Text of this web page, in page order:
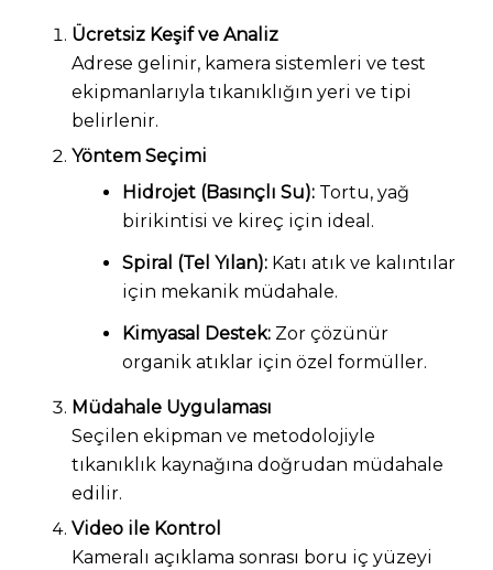
Ücretsiz Keşif ve Analiz
Adrese gelinir, kamera sistemleri ve test
ekipmanlarıyla tıkanıklığın yeri ve tipi
belirlenir.
Yöntem Seçimi
Hidrojet (Basınçlı Su):Tortu, yağ
birikintisi ve kireç için ideal.
Spiral (Tel Yılan):Katı atık ve kalıntılar
için mekanik müdahale.
Kimyasal Destek:Zor çözünür
organik atıklar için özel formüller.
Müdahale Uygulaması
Seçilen ekipman ve metodolojiyle
tıkanıklık kaynağına doğrudan müdahale
edilir.
Video ile Kontrol
Kameralı açıklama sonrası boru iç yüzeyi